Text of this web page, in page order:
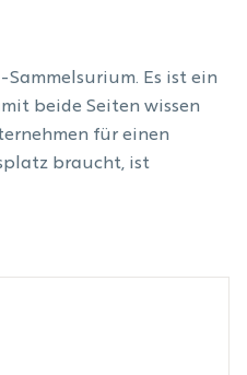
Es ist ein
beide Seiten wissen
für einen
braucht, ist